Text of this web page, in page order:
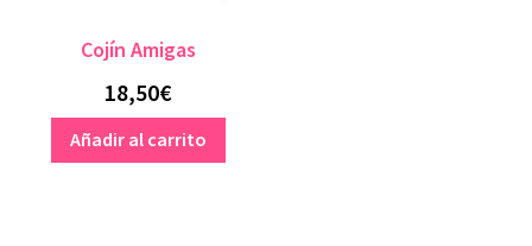
Cojín Amigas
18,50€
Añadir al carrito